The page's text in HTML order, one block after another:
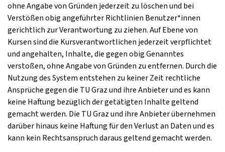
ohne Angabe von Gründen jederzeit zu löschen und bei
Verstößen obig angeführter Richtlinien Benutzer*innen
gerichtlich zur Verantwortung zu ziehen. Auf Ebene von
Kursen sind die Kursverantwortlichen jederzeit verpflichtet
und angehalten, Inhalte, die gegen obig Genanntes
verstoßen, ohne Angabe von Gründen zu entfernen. Durch die
Nutzung des System entstehen zu keiner Zeit rechtliche
Ansprüche gegen die TU Graz und ihre Anbieter und es kann
keine Haftung bezüglich der getätigten Inhalte geltend
gemacht werden. Die TU Graz und ihre Anbieter übernehmen
darüber hinaus keine Haftung für den Verlust an Daten und es
kann kein Rechtsanspruch daraus geltend gemacht werden.